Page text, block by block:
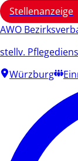
Stellenanzeige
AWO
stellv.
Würzburg